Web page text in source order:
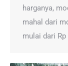
harganya,
mahal dari
mulai dari